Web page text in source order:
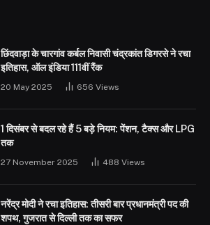
छिंदवाड़ा के चारगांव कर्बल निवासी चंद्रकांत डिगरसे ने रचा
इतिहास, ऑल इंडिया 111वीं रैंक
20 May 2025 656 Views
1 दिसंबर से बदल रहे हैं 5 बड़े नियम: पेंशन, टैक्स और LPG
तक
27 November 2025 488 Views
नरेंद्र मोदी ने रचा इतिहास: तीसरी बार प्रधानमंत्री पद की
शपथ, गुजरात से दिल्ली तक का सफर